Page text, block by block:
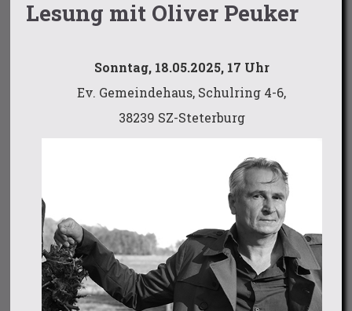
Lesung mit Oliver Peuker
Sonntag, 18.05.2025, 17 Uhr
Ev. Gemeindehaus, Schulring 4-6,
38239 SZ-Steterburg